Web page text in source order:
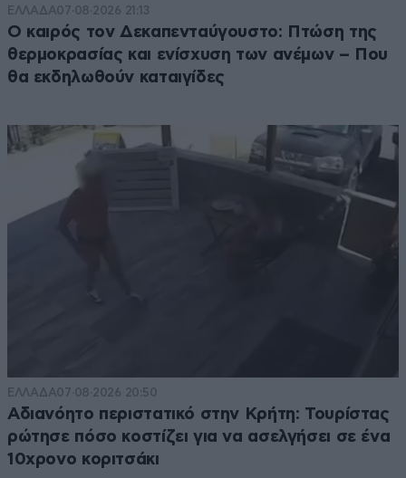
ΕΛΛΑΔΑ07·08·2026 21:13
Ο καιρός τον Δεκαπενταύγουστο: Πτώση της
θερμοκρασίας και ενίσχυση των ανέμων – Που
θα εκδηλωθούν καταιγίδες
ΕΛΛΑΔΑ07·08·2026 20:50
Αδιανόητο περιστατικό στην Κρήτη: Τουρίστας
ρώτησε πόσο κοστίζει για να ασελγήσει σε ένα
10χρονο κοριτσάκι